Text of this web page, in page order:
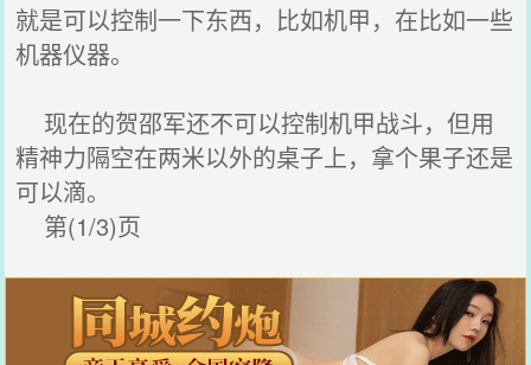
就是可以控制一下东西，比如机甲，在比如一些
机器仪器。
现在的贺邵军还不可以控制机甲战斗，但用
精神力隔空在两米以外的桌子上，拿个果子还是
可以滴。
第(1/3)页